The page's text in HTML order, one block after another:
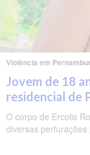
Violência em
Jovem de 18
residencial de
O corpo de Ercolis
diversas perfurações